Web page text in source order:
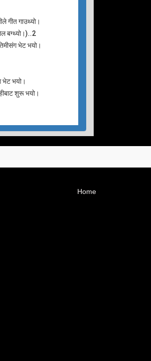
गीत गाउथ्यो।
बग्थ्यो।)..2
भेट भयो।
भेट भयो।
शुरू भयो।
Home